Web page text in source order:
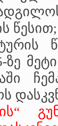
წესით;
ზე